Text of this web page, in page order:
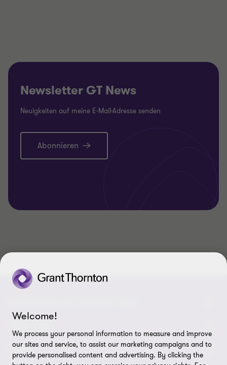
Newsletter GT News
Neuigkeiten auf meine E-Mail-Adresse senden
Abonnieren
Unsere Experten
Grant Thornton in der Tschechischen Republik
LEGAL
Welcome!
We process your personal information to measure and improve
our sites and service, to assist our marketing campaigns and to
provide personalised content and advertising. By clicking the